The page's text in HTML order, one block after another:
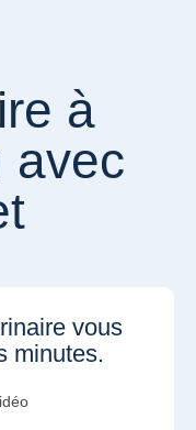
vous
minutes.
à
avec